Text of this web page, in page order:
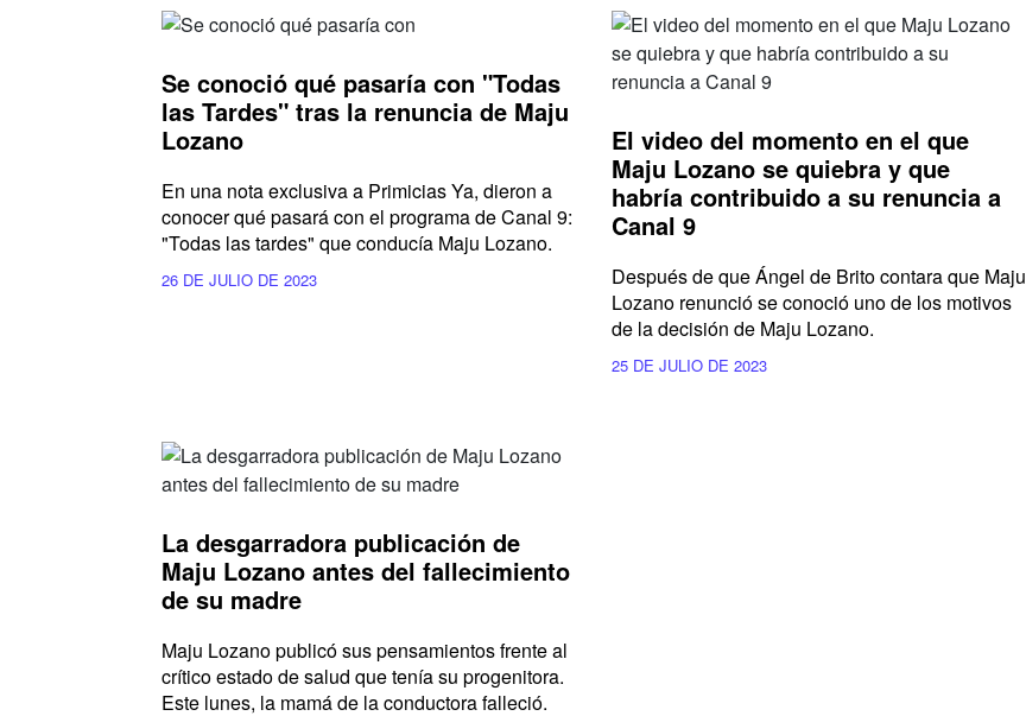
Se conoció qué pasaría con "Todas
las Tardes" tras la renuncia de Maju
Lozano
En una nota exclusiva a Primicias Ya, dieron a
conocer qué pasará con el programa de Canal 9:
"Todas las tardes" que conducía Maju Lozano.
26 DE JULIO DE 2023
El video del momento en el que
Maju Lozano se quiebra y que
habría contribuido a su renuncia a
Canal 9
Después de queÁngel de Britocontara que Maju
Lozano renunció se conoció uno de los motivos
de la decisión de Maju Lozano.
25 DE JULIO DE 2023
La desgarradora publicación de
Maju Lozano antes del fallecimiento
de su madre
Maju Lozano publicó sus pensamientos frente al
crítico estado de salud que tenía su progenitora.
Este lunes, la mamá de la conductora falleció.